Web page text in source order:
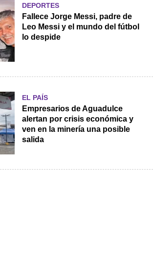
DEPORTES
Fallece Jorge Messi, padre de
Leo Messi y el mundo del fútbol
lo despide
EL PAÍS
Empresarios de Aguadulce
alertan por crisis económica y
ven en la minería una posible
salida